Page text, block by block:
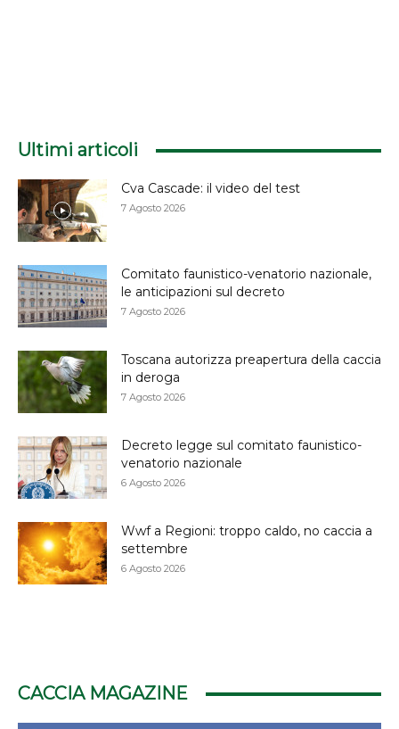
Ultimi articoli
Cva Cascade: il video del test
7 Agosto 2026
Comitato faunistico-venatorio nazionale,
le anticipazioni sul decreto
7 Agosto 2026
Toscana autorizza preapertura della caccia
in deroga
7 Agosto 2026
Decreto legge sul comitato faunistico-
venatorio nazionale
6 Agosto 2026
Wwf a Regioni: troppo caldo, no caccia a
settembre
6 Agosto 2026
CACCIA MAGAZINE